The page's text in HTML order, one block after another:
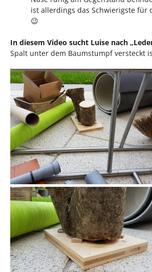
ist allerdings das Schwierigste für
😉
In diesem Video sucht Luise nach
Spalt unter dem Baumstumpf versteckt